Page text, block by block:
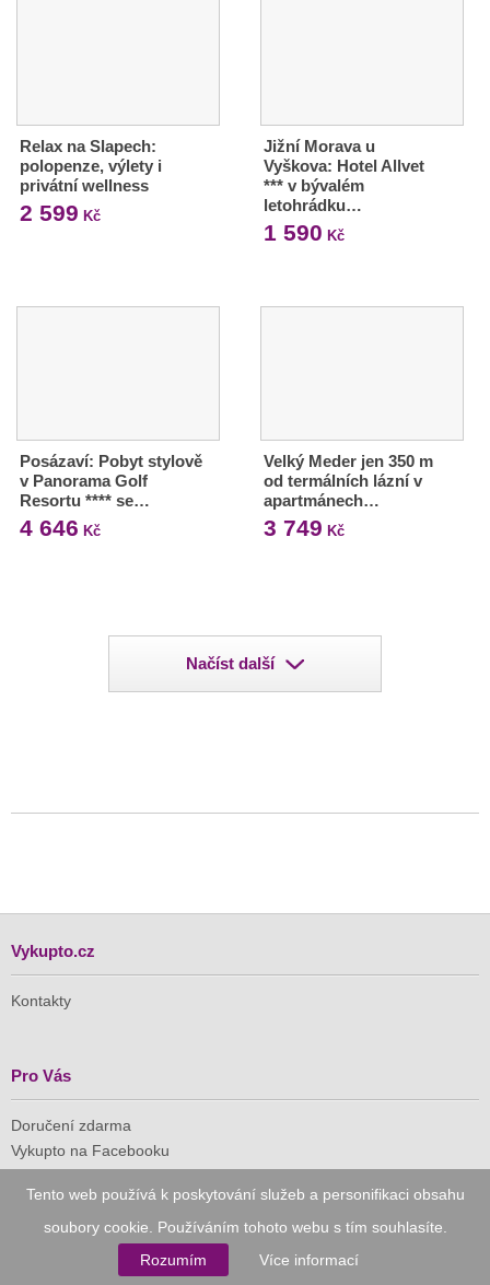
Tento web používá k poskytování služeb a personifikaci obsahu
soubory cookie. Používáním tohoto webu s tím souhlasíte.
Rozumím
Více informací
Relax na Slapech:
polopenze, výlety i
privátní wellness
2 599 Kč
Jižní Morava u
Vyškova: Hotel Allvet
*** v bývalém
letohrádku…
1 590 Kč
Posázaví: Pobyt stylově
v Panorama Golf
Resortu **** se…
4 646 Kč
Velký Meder jen 350 m
od termálních lázní v
apartmánech…
3 749 Kč
Načíst další
Vykupto.cz
Kontakty
Pro Vás
Doručení zdarma
Vykupto na Facebooku
Důvěryhodný nákup
Naše společnost je členem Asociace pro elektronickou
komerci (APEK)